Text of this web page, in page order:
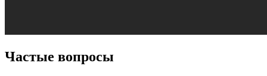
Частые вопросы